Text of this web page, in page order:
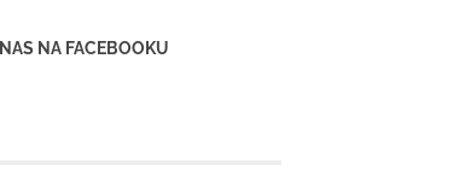
NA FACEBOOKU